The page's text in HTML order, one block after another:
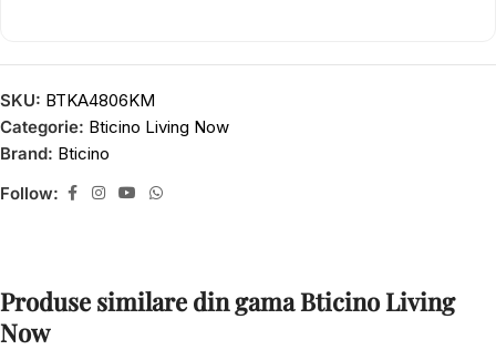
SKU: BTKA4806KM
Categorie: Bticino Living Now
Brand: Bticino
Follow:
Produse similare din gama Bticino Living
Now